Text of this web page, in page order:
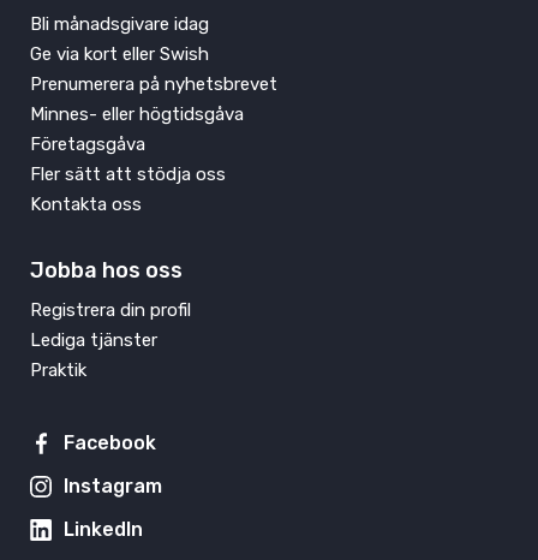
Bli månadsgivare idag
Ge via kort eller Swish
Prenumerera på nyhetsbrevet
Minnes- eller högtidsgåva
Företagsgåva
Fler sätt att stödja oss
Kontakta oss
Jobba hos oss
Registrera din profil
Lediga tjänster
Praktik
Facebook
Instagram
LinkedIn